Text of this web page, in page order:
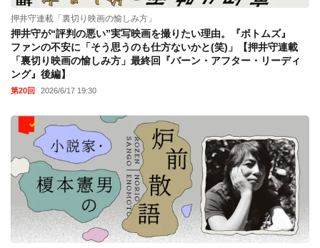
押井守連載「裏切り映画の愉しみ方」
押井守が“評判の悪い”実写映画を撮りたい理由。『ボトムズ』
ファンの不安に「そう思うのも仕方ないかと(笑)」【押井守連載
「裏切り映画の愉しみ方」最終回『バーン・アフター・リーディ
ング』後編】
第20回 2026/6/17 19:30